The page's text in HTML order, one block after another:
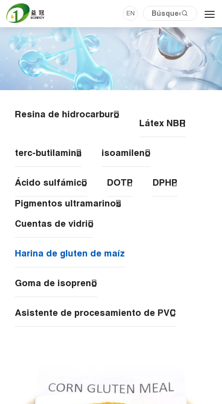
EN
Resina de hidrocarburo
Látex NBR
terc-butilamina isoamileno
Ácido sulfámico DOTP
DPHP
Pigmentos ultramarinos
Cuentas de vidrio
Harina de gluten de maíz
Goma de isopreno
Asistente de procesamiento de PVC